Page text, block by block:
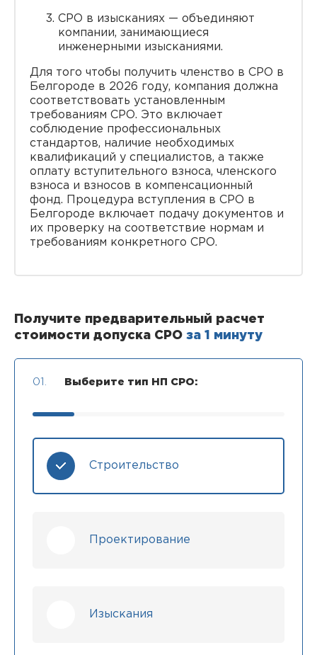
СРО в изысканиях — объединяют
компании, занимающиеся
инженерными изысканиями.
Для того чтобы получить членство в СРО в
Белгороде в 2026 году, компания должна
соответствовать установленным
требованиям СРО. Это включает
соблюдение профессиональных
стандартов, наличие необходимых
квалификаций у специалистов, а также
оплату вступительного взноса, членского
взноса и взносов в компенсационный
фонд. Процедура вступления в СРО в
Белгороде включает подачу документов и
их проверку на соответствие нормам и
требованиям конкретного СРО.
Получите предварительный расчет
стоимости допуска СРО за 1 минуту
01. Выберите тип НП СРО:
Строительство
Проектирование
Изыскания